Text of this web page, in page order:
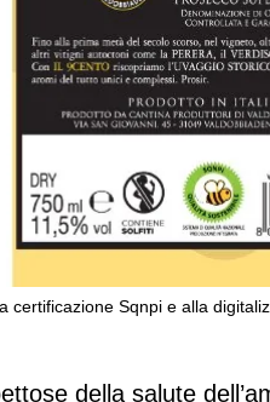
certificazione Sqnpi e alla
sì a
della salute